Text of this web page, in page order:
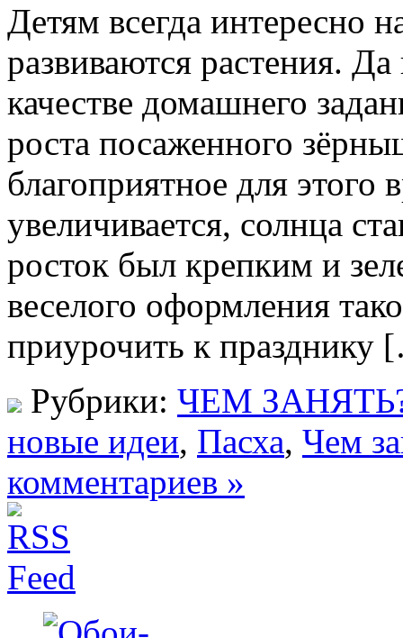
Детям всегда интересно
развиваются растения.
качестве домашнего
роста посаженного
благоприятное для этого
увеличивается, солнца
росток был крепким и
веселого оформления
приурочить к
Рубрики: ЧЕМ
новые идеи, Пасха, Чем
комментариев »